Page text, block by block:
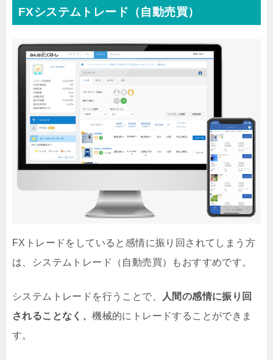
FXシステムトレード（自動売買）
FXトレードをしていると感情に振り回されてしまう方
は、システムトレード（自動売買）もおすすめです。
システムトレードを行うことで、
人間の感情に振り回
されることなく、機械的にトレードすることができま
す。